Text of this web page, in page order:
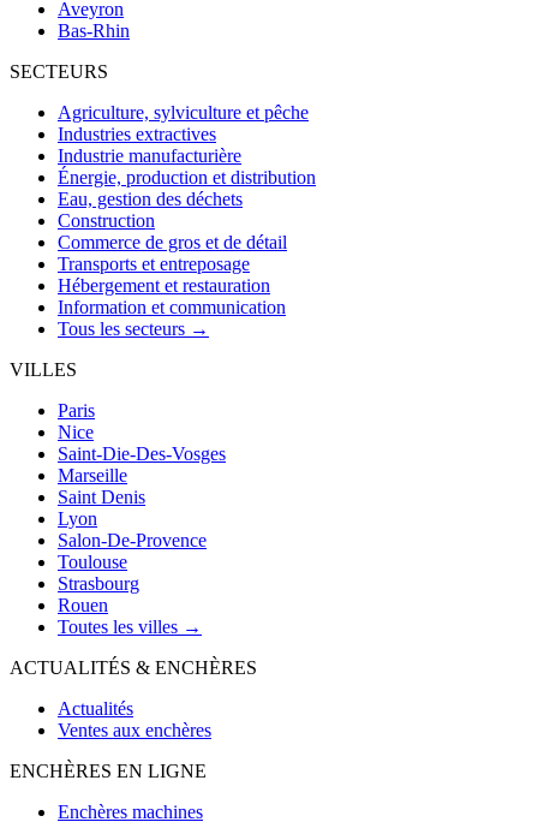
Aveyron
Bas-Rhin
SECTEURS
Agriculture, sylviculture et pêche
Industries extractives
Industrie manufacturière
Énergie, production et distribution
Eau, gestion des déchets
Construction
Commerce de gros et de détail
Transports et entreposage
Hébergement et restauration
Information et communication
Tous les secteurs →
VILLES
Paris
Nice
Saint-Die-Des-Vosges
Marseille
Saint Denis
Lyon
Salon-De-Provence
Toulouse
Strasbourg
Rouen
Toutes les villes →
ACTUALITÉS & ENCHÈRES
Actualités
Ventes aux enchères
ENCHÈRES EN LIGNE
Enchères machines